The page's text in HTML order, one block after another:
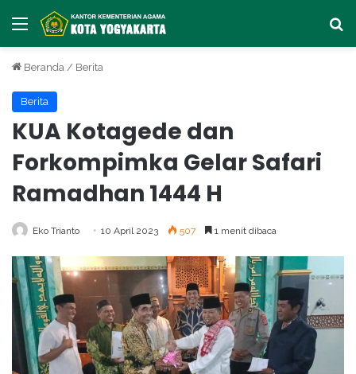
Menu
Beranda / Berita
Berita
KUA Kotagede dan
Forkompimka Gelar Safari
Ramadhan 1444 H
Eko Trianto 10 April 2023 507 1 menit dibaca